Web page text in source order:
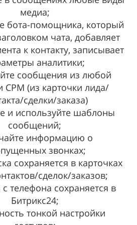
медиа;
бота-помощника, который
чата, добавляет
к контакту, записывает
аналитики;
сообщения из любой
СРМ (из карточки лида/
сделки/заказа)
и используйте шаблоны
сообщений;
информацию о
звонках;
сохраняется в карточках
сделок/заказов;
телефона сохраняется в
Битрикс24;
тонкой настройки